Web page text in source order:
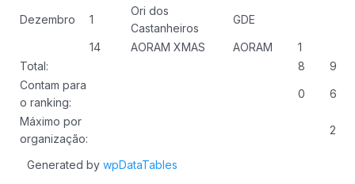
Dezembro 1
Ori dos
Castanheiros
GDE
14 AORAM XMAS AORAM
1
Total:
8
9
Contam para
o ranking:
0 6
Máximo por
organização:
2
Generated by wpDataTables